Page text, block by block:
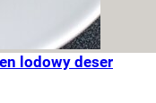
lodowy deser